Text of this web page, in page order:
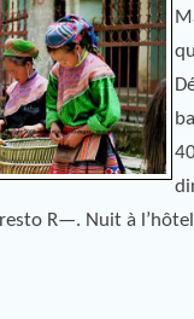
resto R—. Nuit à